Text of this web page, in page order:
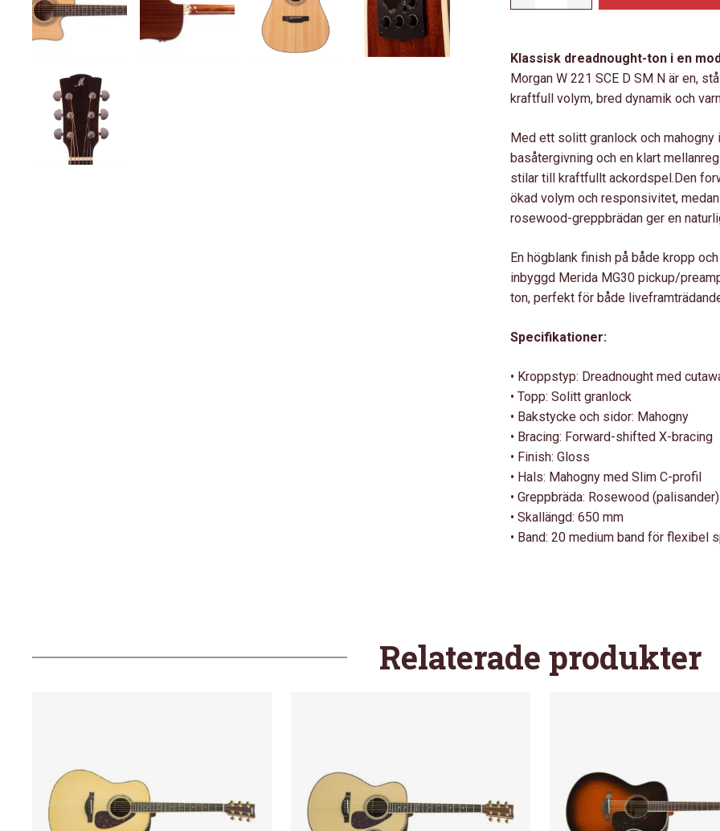
CUTAWAY,
SLIM
HALS
Klassisk dreadnought-ton i en
Morgan W 221 SCE D SM N är en,
kraftfull volym, bred dynamik och
Med ett solitt granlock och
basåtergivning och en klart
stilar till kraftfullt ackordspel.Den
ökad volym och responsivitet,
rosewood-greppbrädan ger en
En högblank finish på både kropp
inbyggd Merida MG30 pickup/
ton, perfekt för både
Specifikationer:
• Kroppstyp: Dreadnought med
• Topp: Solitt granlock
• Bakstycke och sidor: Mahogny
• Bracing: Forward-shifted X-bracing
• Finish: Gloss
• Hals: Mahogny med Slim C-profil
• Greppbräda: Rosewood (palisander)
• Skallängd: 650 mm
• Band: 20 medium band för flexibel
Relaterade produkter